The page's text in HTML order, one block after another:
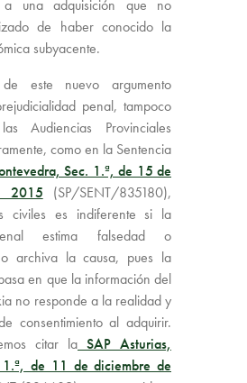
una adquisición que no
de haber conocido la
subyacente.
este nuevo argumento
penal, tampoco
Audiencias Provinciales
como en la Sentencia
Sec. 1.ª, de 15 de
2015 (SP/SENT/835180),
civiles es indiferente si la
estima falsedad o
o archiva la causa, pues la
en que la información del
no responde a la realidad y
consentimiento al adquirir.
citar la SAP Asturias,
de 11 de diciembre de